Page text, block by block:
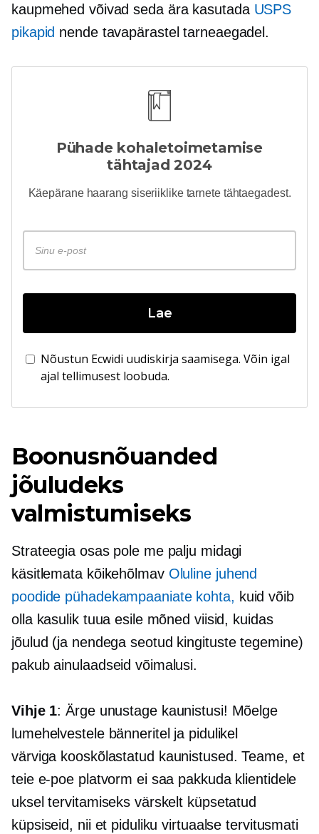
kaupmehed võivad seda ära kasutada USPS
pikapid nende tavapärastel tarneaegadel.
Pühade kohaletoimetamise
tähtajad 2024
Käepärane haarang siseriiklike tarnete tähtaegadest.
Lae
Nõustun Ecwidi uudiskirja saamisega. Võin igal
ajal tellimusest loobuda.
Boonusnõuanded
jõuludeks
valmistumiseks
Strateegia osas pole me palju midagi
käsitlemata kõikehõlmav Oluline juhend
poodide pühadekampaaniate kohta, kuid võib
olla kasulik tuua esile mõned viisid, kuidas
jõulud (ja nendega seotud kingituste tegemine)
pakub ainulaadseid võimalusi.
Vihje 1: Ärge unustage kaunistusi! Mõelge
lumehelvestele bänneritel ja pidulikel
värviga kooskõlastatud kaunistused. Teame, et
teie e-poe platvorm ei saa pakkuda klientidele
uksel tervitamiseks värskelt küpsetatud
küpsiseid, nii et piduliku virtuaalse tervitusmati